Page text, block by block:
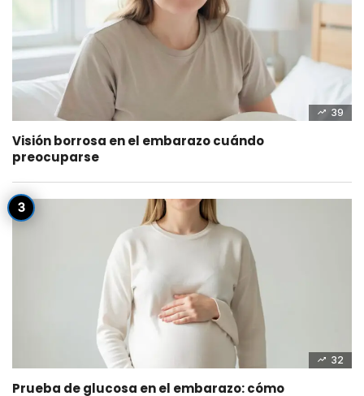
39
Visión borrosa en el embarazo cuándo
preocuparse
32
Prueba de glucosa en el embarazo: cómo